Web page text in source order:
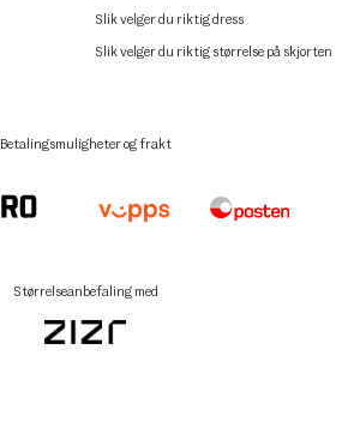
Slik velger du riktig dress
Slik velger du riktig størrelse på skjorten
Betalingsmuligheter og frakt
Størrelseanbefaling med